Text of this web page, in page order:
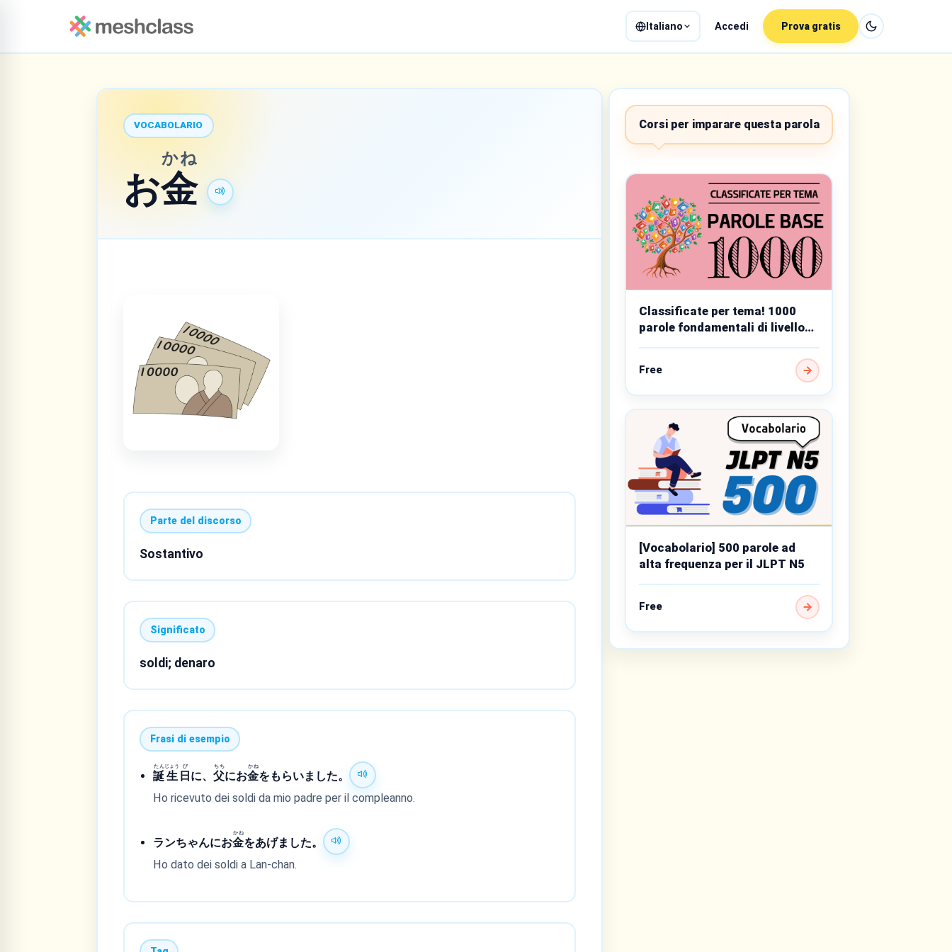
Italiano Accedi Prova gratis
VOCABOLARIO
お金
かね
Parte del discorso
Sostantivo
Significato
soldi; denaro
Frasi di esempio
誕
たん
生
じょう
日
び
に、父
ちち
にお金
かね
をもらいました。
Ho ricevuto dei soldi da mio padre per il compleanno.
ランちゃんにお金
かね
をあげました。
Ho dato dei soldi a Lan-chan.
Corsi per imparare questa parola
Classificate per tema! 1000
parole fondamentali di livello
base
Free
[Vocabolario] 500 parole ad
alta frequenza per il JLPT N5
Free